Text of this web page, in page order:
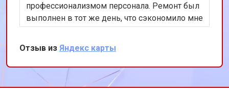
профессионализмом персонала. Ремонт был
выполнен в тот же день, что сэкономило мне
много времени. Особенно порадовало
использование оригинальных запчастей,
благодаря чему телефон работает как новый.
Рекомендую этот сервис всем владельцам
техники Huawei.
Отзыв из Яндекс карты